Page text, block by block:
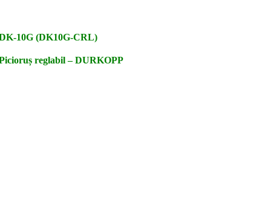
10G (DK10G-CRL)
reglabil – DURKOPP